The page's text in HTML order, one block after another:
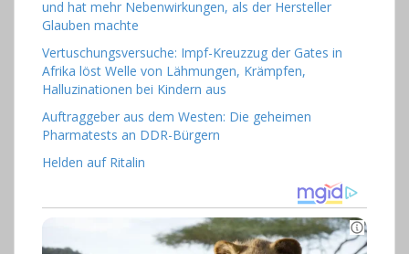
und hat mehr Nebenwirkungen, als der Hersteller
Glauben machte
Vertuschungsversuche: Impf-Kreuzzug der Gates in
Afrika löst Welle von Lähmungen, Krämpfen,
Halluzinationen bei Kindern aus
Auftraggeber aus dem Westen: Die geheimen
Pharmatests an DDR-Bürgern
Helden auf Ritalin